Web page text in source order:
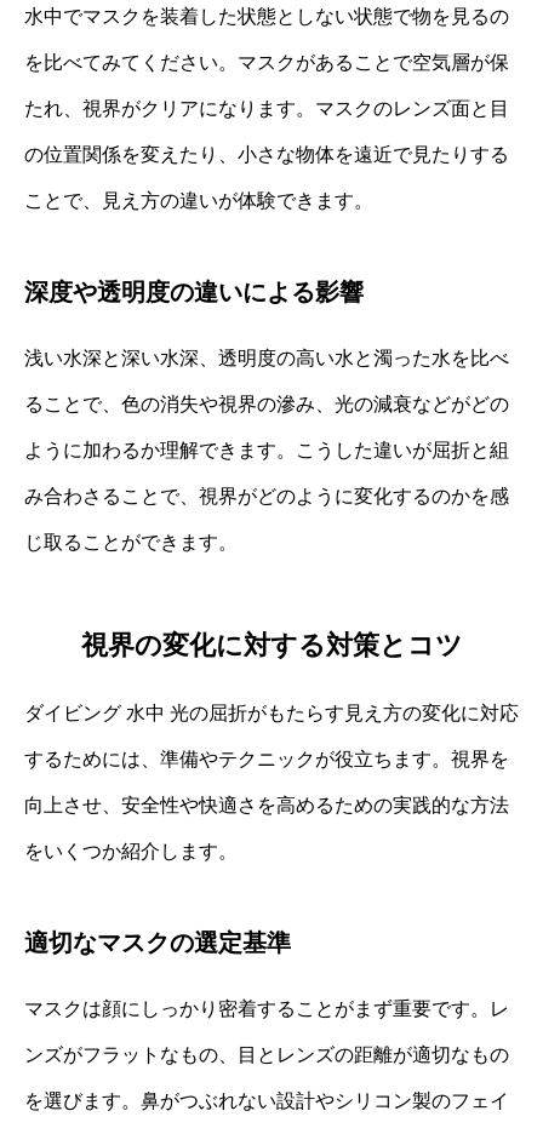
水中でマスクを装着した状態としない状態で物を見るの
を比べてみてください。マスクがあることで空気層が保
たれ、視界がクリアになります。マスクのレンズ面と目
の位置関係を変えたり、小さな物体を遠近で見たりする
ことで、見え方の違いが体験できます。
深度や透明度の違いによる影響
浅い水深と深い水深、透明度の高い水と濁った水を比べ
ることで、色の消失や視界の滲み、光の減衰などがどの
ように加わるか理解できます。こうした違いが屈折と組
み合わさることで、視界がどのように変化するのかを感
じ取ることができます。
視界の変化に対する対策とコツ
ダイビング 水中 光の屈折がもたらす見え方の変化に対応
するためには、準備やテクニックが役立ちます。視界を
向上させ、安全性や快適さを高めるための実践的な方法
をいくつか紹介します。
適切なマスクの選定基準
マスクは顔にしっかり密着することがまず重要です。レ
ンズがフラットなもの、目とレンズの距離が適切なもの
を選びます。鼻がつぶれない設計やシリコン製のフェイ